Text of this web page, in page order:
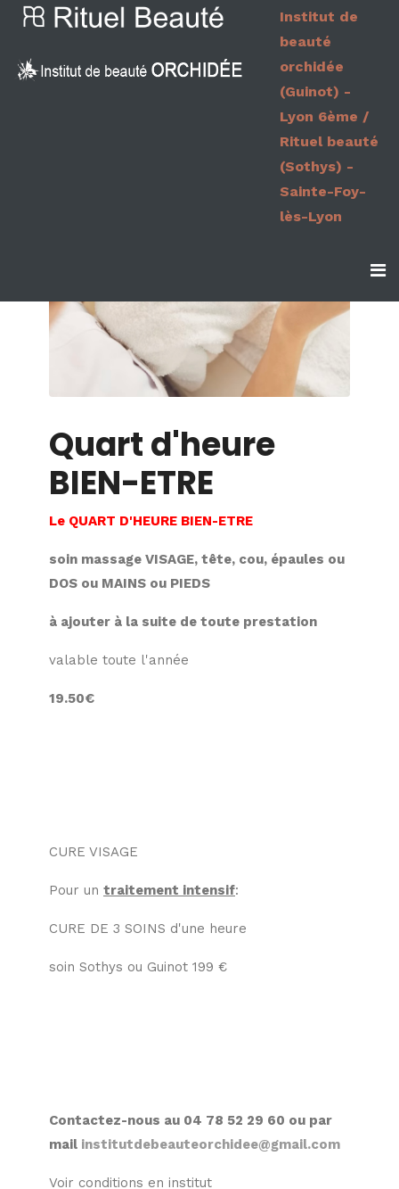
Institut de
beauté
orchidée
(Guinot) -
Lyon 6ème /
Rituel beauté
(Sothys) -
Sainte-Foy-
lès-Lyon
Quart d'heure
BIEN-ETRE
Le QUART D'HEURE BIEN-ETRE
soin massage VISAGE, tête, cou, épaules ou
DOS ou MAINS ou PIEDS
à ajouter à la suite de toute prestation
valable toute l'année
19.50€
CURE VISAGE
Pour un traitement intensif:
CURE DE 3 SOINS d'une heure
soin Sothys ou Guinot 199 €
Contactez-nous au 04 78 52 29 60 ou par
mail institutdebeauteorchidee@gmail.com
Voir conditions en institut